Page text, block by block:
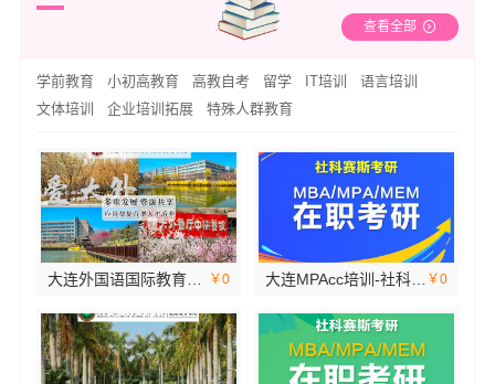
查看全部
学前教育 小初高教育 高教自考 留学 IT培训
语言培训
文体培训
企业培训拓展 特殊人群教育
大连外国语国际教育学院航空职教学校地址欢迎咨询 ￥0 大连MPAcc培训-社科赛斯会计专硕考研五位一体循环教学 ￥0